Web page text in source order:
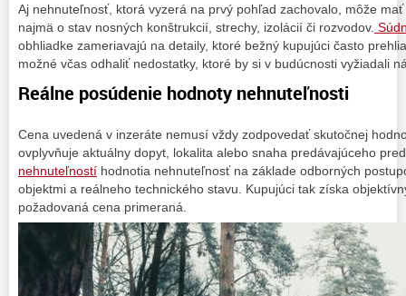
Aj nehnuteľnosť, ktorá vyzerá na prvý pohľad zachovalo, môže
najmä o stav nosných konštrukcií, strechy, izolácií či rozvodov.
obhliadke zameriavajú na detaily, ktoré bežný kupujúci často
možné včas odhaliť nedostatky, ktoré by si v budúcnosti vyžiadali
Reálne posúdenie hodnoty nehnuteľnosti
Cena uvedená v inzeráte nemusí vždy zodpovedať skutočnej
ovplyvňuje aktuálny dopyt, lokalita alebo snaha predávajúceho
nehnuteľností hodnotia nehnuteľnosť na základe odborných
objektmi a reálneho technického stavu. Kupujúci tak získa
požadovaná cena primeraná.